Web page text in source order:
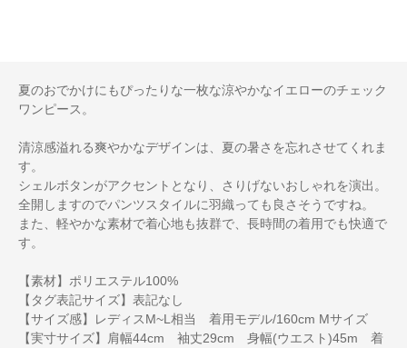
夏のおでかけにもぴったりな一枚な涼やかなイエローのチェック
ワンピース。
清涼感溢れる爽やかなデザインは、夏の暑さを忘れさせてくれま
す。
シェルボタンがアクセントとなり、さりげないおしゃれを演出。
全開しますのでパンツスタイルに羽織っても良さそうですね。
また、軽やかな素材で着心地も抜群で、長時間の着用でも快適で
す。
【素材】ポリエステル100%
【タグ表記サイズ】表記なし
【サイズ感】レディスM~L相当 着用モデル/160cm Mサイズ
【実寸サイズ】肩幅44cm 袖丈29cm 身幅(ウエスト)45m 着